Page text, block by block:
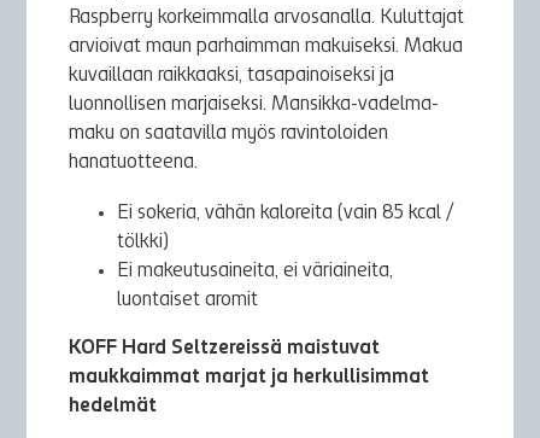
Raspberry korkeimmalla arvosanalla. Kuluttajat
arvioivat maun parhaimman makuiseksi. Makua
kuvaillaan raikkaaksi, tasapainoiseksi ja
luonnollisen marjaiseksi. Mansikka-vadelma-
maku on saatavilla myös ravintoloiden
hanatuotteena.
Ei sokeria, vähän kaloreita (vain 85 kcal /
tölkki)
Ei makeutusaineita, ei väriaineita,
luontaiset aromit
KOFF Hard Seltzereissä maistuvat
maukkaimmat marjat ja herkullisimmat
hedelmät